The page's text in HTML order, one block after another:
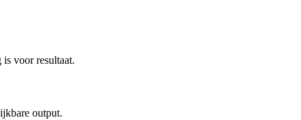
voor resultaat.
output.